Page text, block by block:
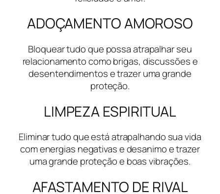
ADOÇAMENTO AMOROSO
Bloquear tudo que possa atrapalhar seu
relacionamento como brigas, discussões e
desentendimentos e trazer uma grande
proteção.
LIMPEZA ESPIRITUAL
Eliminar tudo que está atrapalhando sua vida
com energias negativas e desanimo e trazer
uma grande proteção e boas vibrações.
AFASTAMENTO DE RIVAL